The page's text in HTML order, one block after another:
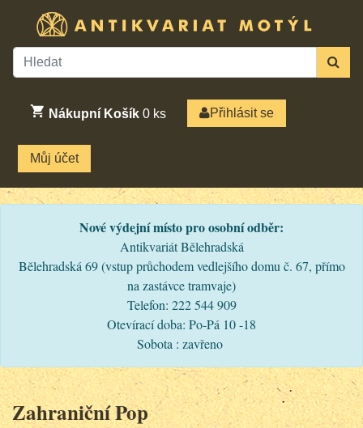
Nákupní Košík 0 ks Přihlásit se
Můj účet
Nové výdejní místo pro osobní odběr:
Antikvariát Bělehradská
Bělehradská 69 (vstup průchodem vedlejšího domu č. 67, přímo
na zastávce tramvaje)
Telefon: 222 544 909
Otevírací doba: Po-Pá 10 -18
Sobota : zavřeno
Zahraniční Pop